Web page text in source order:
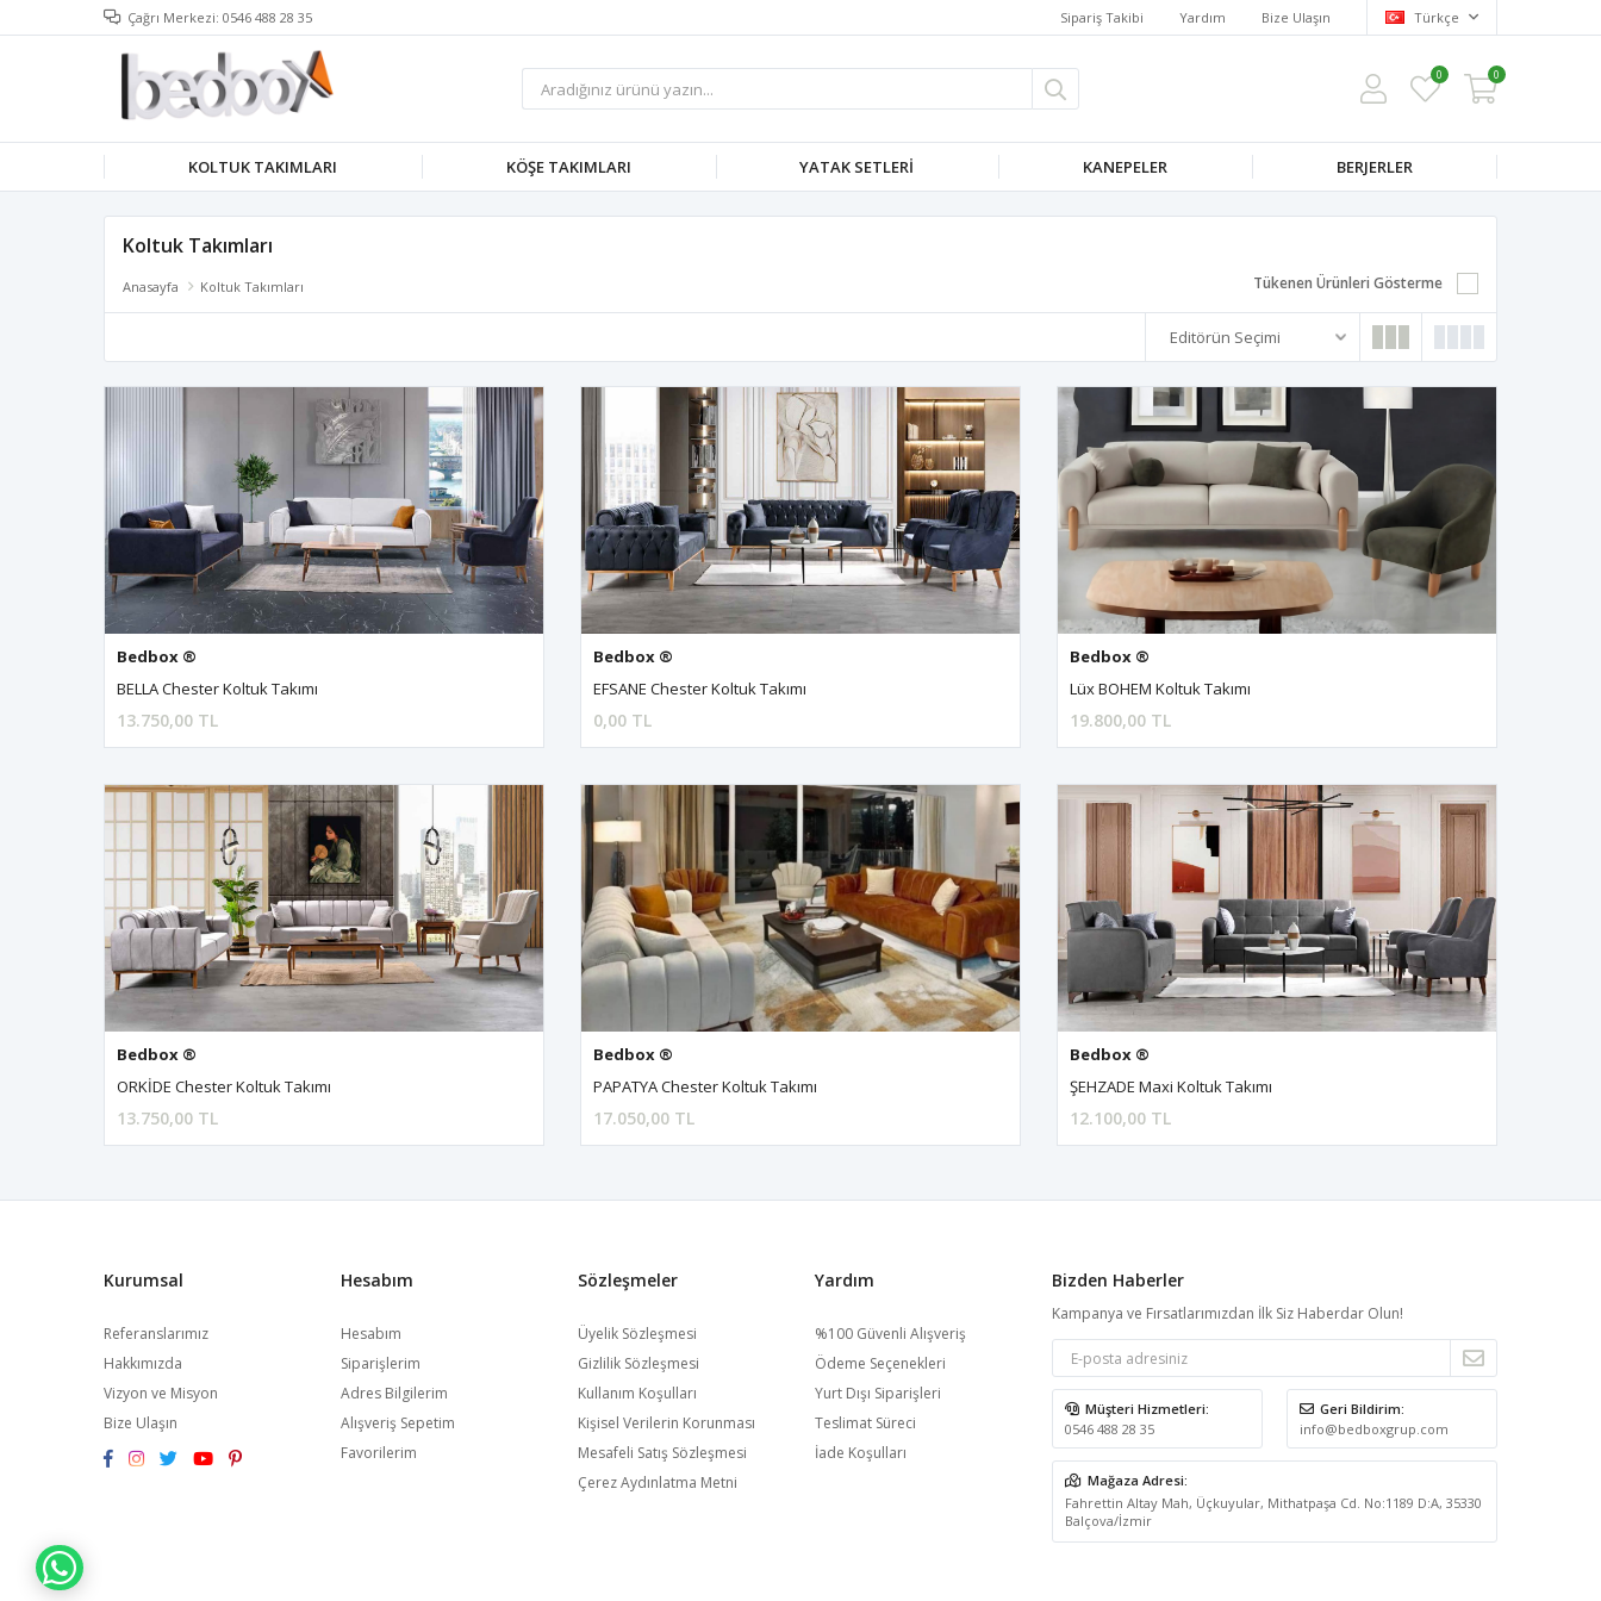
Çağrı Merkezi: 0546 488 28 35 Sipariş Takibi Yardım Bize Ulaşın Türkçe
0 0
KOLTUK TAKIMLARI KÖŞE TAKIMLARI YATAK SETLERI KANEPELER BERJERLER
Koltuk Takımları
Anasayfa Koltuk Takımları Tükenen Ürünleri Gösterme
Bedbox ®
BELLA Chester Koltuk Takımı
13.750,00 TL
Bedbox ®
EFSANE Chester Koltuk Takımı
0,00 TL
Bedbox ®
Lüx BOHEM Koltuk Takımı
19.800,00 TL
Bedbox ®
ORKİDE Chester Koltuk Takımı
13.750,00 TL
Bedbox ®
PAPATYA Chester Koltuk Takımı
17.050,00 TL
Bedbox ®
ŞEHZADE Maxi Koltuk Takımı
12.100,00 TL
Kurumsal
Referanslarımız
Hakkımızda
Vizyon ve Misyon
Bize Ulaşın
Hesabım
Hesabım
Siparişlerim
Adres Bilgilerim
Alışveriş Sepetim
Favorilerim
Sözleşmeler
Üyelik Sözleşmesi
Gizlilik Sözleşmesi
Kullanım Koşulları
Kişisel Verilerin Korunması
Mesafeli Satış Sözleşmesi
Çerez Aydınlatma Metni
Yardım
%100 Güvenli Alışveriş
Ödeme Seçenekleri
Yurt Dışı Siparişleri
Teslimat Süreci
İade Koşulları
Bizden Haberler
Kampanya ve Fırsatlarımızdan İlk Siz Haberdar Olun!
Müşteri Hizmetleri:
0546 488 28 35
Geri Bildirim:
info@bedboxgrup.com
Mağaza Adresi:
Fahrettin Altay Mah, Üçkuyular, Mithatpaşa Cd. No:1189 D:A, 35330
Balçova/İzmir